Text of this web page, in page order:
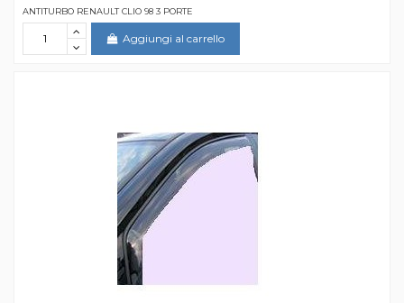
ANTITURBO RENAULT CLIO 98 3 PORTE
Aggiungi al carrello